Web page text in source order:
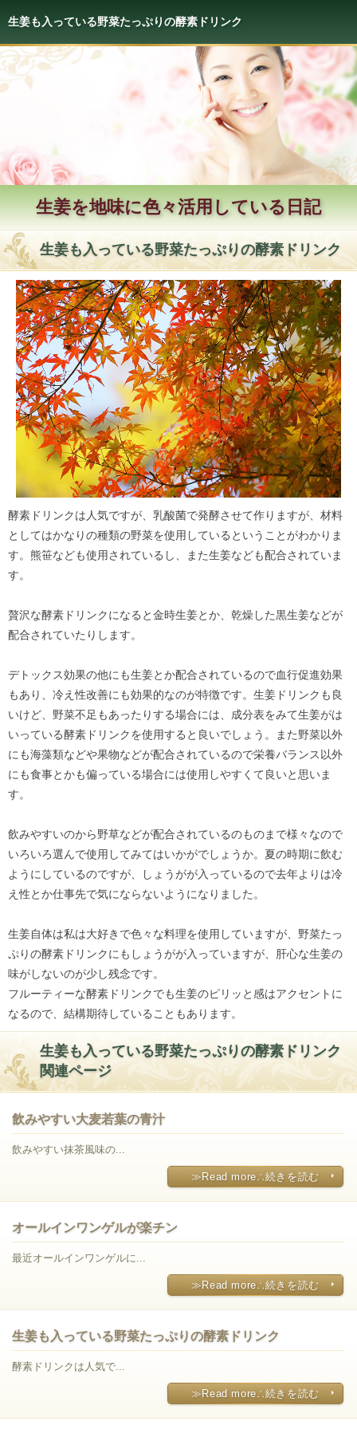
生姜も入っている野菜たっぷりの酵素ドリンク
生姜を地味に色々活用している日記
生姜も入っている野菜たっぷりの酵素ドリンク
酵素ドリンクは人気ですが、乳酸菌で発酵させて作りますが、材料
としてはかなりの種類の野菜を使用しているということがわかりま
す。熊笹なども使用されているし、また生姜なども配合されていま
す。
贅沢な酵素ドリンクになると金時生姜とか、乾燥した黒生姜などが
配合されていたりします。
デトックス効果の他にも生姜とか配合されているので血行促進効果
もあり、冷え性改善にも効果的なのが特徴です。生姜ドリンクも良
いけど、野菜不足もあったりする場合には、成分表をみて生姜がは
いっている酵素ドリンクを使用すると良いでしょう。また野菜以外
にも海藻類などや果物などが配合されているので栄養バランス以外
にも食事とかも偏っている場合には使用しやすくて良いと思いま
す。
飲みやすいのから野草などが配合されているのものまで様々なので
いろいろ選んで使用してみてはいかがでしょうか。夏の時期に飲む
ようにしているのですが、しょうがが入っているので去年よりは冷
え性とか仕事先で気にならないようになりました。
生姜自体は私は大好きで色々な料理を使用していますが、野菜たっ
ぷりの酵素ドリンクにもしょうがが入っていますが、肝心な生姜の
味がしないのが少し残念です。
フルーティーな酵素ドリンクでも生姜のピリッと感はアクセントに
なるので、結構期待していることもあります。
生姜も入っている野菜たっぷりの酵素ドリンク
関連ページ
飲みやすい大麦若葉の青汁
飲みやすい抹茶風味の...
≫Read more∴続きを読む
オールインワンゲルが楽チン
最近オールインワンゲルに...
≫Read more∴続きを読む
生姜も入っている野菜たっぷりの酵素ドリンク
酵素ドリンクは人気で...
≫Read more∴続きを読む